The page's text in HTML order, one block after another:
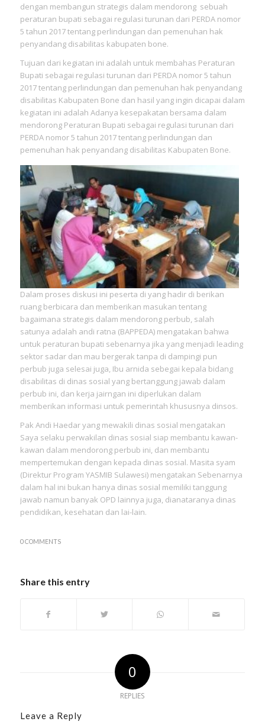
dengan membangun strategis dalam mendorong sebuah
peraturan bupati sebagai regulasi turunan dari PERDA nomor
5 tahun 2017 tentang perlindungan dan pemenuhan hak
penyandang disabilitas kabupaten bone.
Tujuan dari kegiatan ini adalah untuk membahas Peraturan
Bupati sebagai regulasi turunan dari PERDA nomor 5 tahun
2017 tentang perlindungan dan pemenuhan hak penyandang
disabilitas Kabupaten Bone dan hasil yang ingin dicapai dalam
kegiatan ini adalah Adanya kesepakatan bersama dalam
mendorong Peraturan Bupati sebagai regulasi turunan dari
PERDA nomor 5 tahun 2017 tentang perlindungan dan
pemenuhan hak penyandang disabilitas Kabupaten Bone.
Dalam proses diskusi ini peserta di yang hadir di berikan
ruang berbicara dan memberikan masukan tentang
bagaimana strategis dalam mendorong perbub, salah
satunya adalah andi ratna (BAPPEDA) mengatakan bahwa
untuk peraturan bupati sebenarnya jika yang menjadi leading
sektor sadar dan mau bergerak tanpa di dampingi pun
perbub juga selesai juga, Ibu arnida sebegai kepala bidang
disabilitas di dinas sosial yang bertanggung jawab dalam
perbub ini, dan kerja jairngan ini diperlukan dalam
memberikan informasi untuk pemerintah khususnya dinsos.
Pak Andi Haedar yang mewakili dinas sosial mengatakan
Saya selaku perwakilan dinas sosial siap membantu kawan-
kawan dalam mendorong perbub ini, dan membantu
mempertemukan dengan kepada dinas sosial. Masita syam
(Direktur Program YASMIB Sulawesi) mengatakan Sebenarnya
dalam hal ini bukan hanya dinas sosial memiliki tanggung
jawab namun banyak OPD lainnya juga, dianataranya dinas
pendidikan, kesehatan dan lai-lain.
0 COMMENTS
Share this entry
0
REPLIES
Leave a Reply